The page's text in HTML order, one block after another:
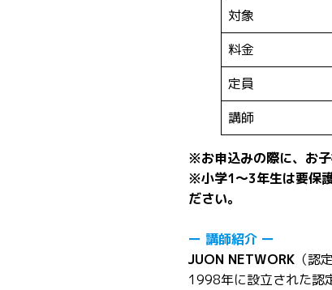
対象
料金
定員
講師
※お申込みの際に、お子
※小学1～3年生は要保
ださい。
ー 講師紹介 ー
JUON NETWORK （認
1998年に設立された認